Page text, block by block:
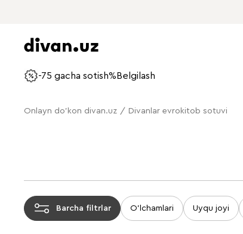
-75 gacha sotish% Belgilash
Onlayn do'kon divan.uz / Divanlar evrokitob sotuvi
Barcha filtrlar O'lchamlari Uyqu joyi